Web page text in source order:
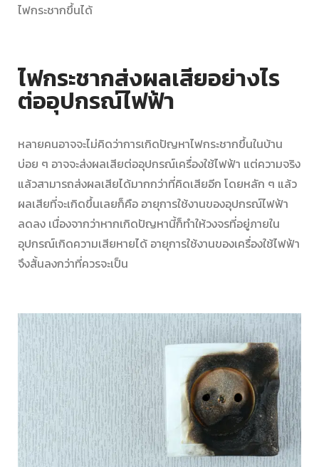
ไฟกระชากขึ้นได้
ไฟกระชากส่งผลเสียอย่างไร
ต่ออุปกรณ์ไฟฟ้า
หลายคนอาจจะไม่คิดว่าการเกิดปัญหาไฟกระชากขึ้นในบ้าน
บ่อย ๆ อาจจะส่งผลเสียต่ออุปกรณ์เครื่องใช้ไฟฟ้า แต่ความจริง
แล้วสามารถส่งผลเสียได้มากกว่าที่คิดเสียอีก โดยหลัก ๆ แล้ว
ผลเสียที่จะเกิดขึ้นเลยก็คือ อายุการใช้งานของอุปกรณ์ไฟฟ้า
ลดลง เนื่องจากว่าหากเกิดปัญหานี้ก็ทำให้วงจรที่อยู่ภายใน
อุปกรณ์เกิดความเสียหายได้ อายุการใช้งานของเครื่องใช้ไฟฟ้า
จึงสั้นลงกว่าที่ควรจะเป็น